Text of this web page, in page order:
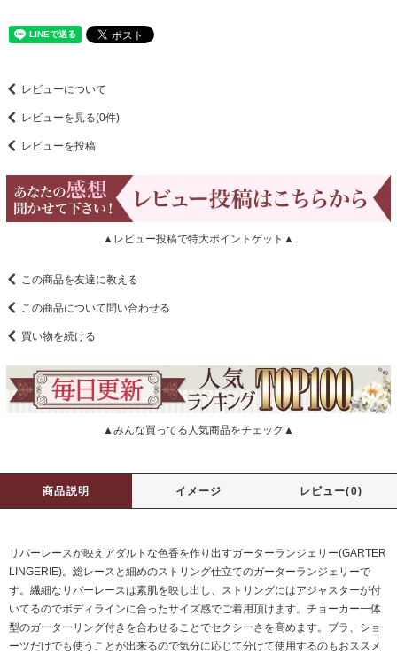
レビューについて
レビューを見る(0件)
レビューを投稿
▲レビュー投稿で特大ポイントゲット▲
この商品を友達に教える
この商品について問い合わせる
買い物を続ける
▲みんな買ってる人気商品をチェック▲
商品説明 イメージ レビュー(0)
リバーレースが映えアダルトな色香を作り出すガーターランジェリー(GARTER
LINGERIE)。総レースと細めのストリング仕立てのガーターランジェリーで
す。繊細なリバーレースは素肌を映し出し、ストリングにはアジャスターが付
いてるのでボディラインに合ったサイズ感でご着用頂けます。チョーカー一体
型のガーターリング付きを合わせることでセクシーさを高めます。ブラ、ショ
ーツだけでも使うことが出来るので気分に応じて分けて使用するのもおススメ